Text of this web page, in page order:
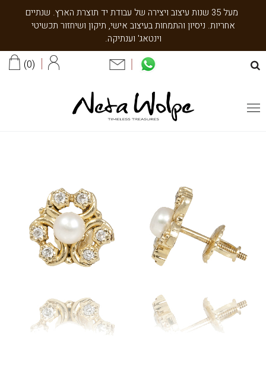
מעל 35 שנות עיצוב ויצירה של עבודת יד תוצרת הארץ. שנתיים
אחריות. ניסיון והתמחות בעיצוב אישי, תיקון ושיחזור תכשיטי
וינטאג' וענתיקה.
0